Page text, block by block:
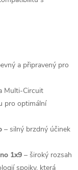
a připravený pro
Multi-Circuit
pro optimální
– silný brzdný účinek
1x9 – široký rozsah
spojky, která